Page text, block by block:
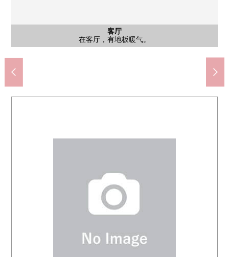
客厅
在客厅，有地板暖气。
外观
是三井不动产RESIDENTIAL开发并分售Mansion。
客厅
※图片，在实际的室内照片以及户型平面图的基础上，是在CG重
新显现的"空房翻新形象"，并且多少和实际不一样。
客厅
有约15.5张塌塌米LDK。
客厅
为面向朝南的阳台光照良好。
客厅
客厅
客厅
客厅
室内
客厅
厨房
有洗碗机的组合厨房
洗脸
有有3面镜子的宽敞的盥洗台
公共汽车
1418尺寸的整体卫浴
厕所
是有温水冲洗马桶座的厕所。
门口
镜子被在门口设置，便于外出前面的外表检查。
门口
门口
风景
风景为15层的15楼部分良好。
外观
大阪Metro谷町线"文里"车站步行4分钟
外观
外观
入口
入口
外观
外观
入口
大厅
大厅
大厅
其他
甚至不在时收到行李，可以。
停车场
自行车停放处
入口
入口
入口
入口
昭和町站(Osaka Metro御堂筋线)(约480m)
步行6分钟。
松虫站(阪堺上町线)(约510m)
步行7分钟。
deirikanatoizumiya昭和町商店(约300m)
步行4分钟。
LIFE昭和町站前店(约520m)
步行7分钟。
全家便利店文里2丁目商店(约420m)
步行6分钟。
杉药房昭和町北店(约490m)
步行7分钟。
秧田小学(约170m)
步行3分钟。
阿倍野中学(约1080m)
步行14分钟。
阿倍野苗代田邮局(约290m)
步行4分钟。